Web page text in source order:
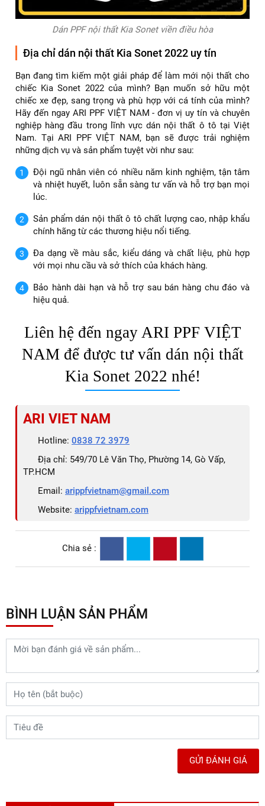
Dán PPF nội thất Kia Sonet viền điều hòa
Địa chỉ dán nội thất Kia Sonet 2022 uy tín
Bạn đang tìm kiếm một giải pháp để làm mới nội thất cho
chiếc Kia Sonet 2022 của mình? Bạn muốn sở hữu một
chiếc xe đẹp, sang trọng và phù hợp với cá tính của mình?
Hãy đến ngay ARI PPF VIỆT NAM - đơn vị uy tín và chuyên
nghiệp hàng đầu trong lĩnh vực dán nội thất ô tô tại Việt
Nam. Tại ARI PPF VIỆT NAM, bạn sẽ được trải nghiệm
những dịch vụ và sản phẩm tuyệt vời như sau:
Đội ngũ nhân viên có nhiều năm kinh nghiệm, tận tâm
và nhiệt huyết, luôn sẵn sàng tư vấn và hỗ trợ bạn mọi
lúc.
Sản phẩm dán nội thất ô tô chất lượng cao, nhập khẩu
chính hãng từ các thương hiệu nổi tiếng.
Đa dạng về màu sắc, kiểu dáng và chất liệu, phù hợp
với mọi nhu cầu và sở thích của khách hàng.
Bảo hành dài hạn và hỗ trợ sau bán hàng chu đáo và
hiệu quả.
Liên hệ đến ngay ARI PPF VIỆT
NAM để được tư vấn dán nội thất
Kia Sonet 2022 nhé!
ARI VIET NAM
Hotline: 0838 72 3979
Địa chỉ: 549/70 Lê Văn Thọ, Phường 14, Gò Vấp,
TP.HCM
Email: arippfvietnam@gmail.com
Website: arippfvietnam.com
Chia sẻ :
BÌNH LUẬN SẢN PHẨM
GỬI ĐÁNH GIÁ